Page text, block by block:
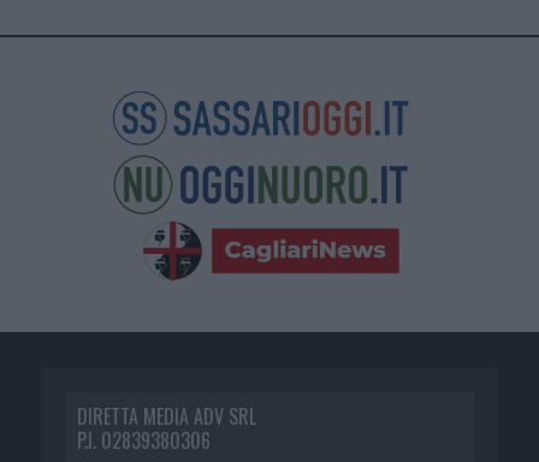
DIRETTA MEDIA ADV SRL
P.I. 02839380306